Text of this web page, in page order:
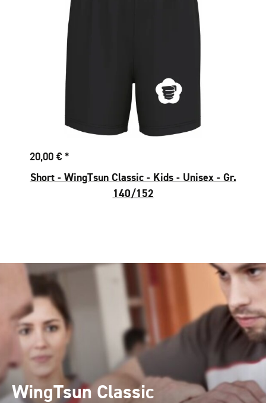
20,00 €*
Short - WingTsun Classic - Kids - Unisex - Gr.
140/152
WingTsun Classic